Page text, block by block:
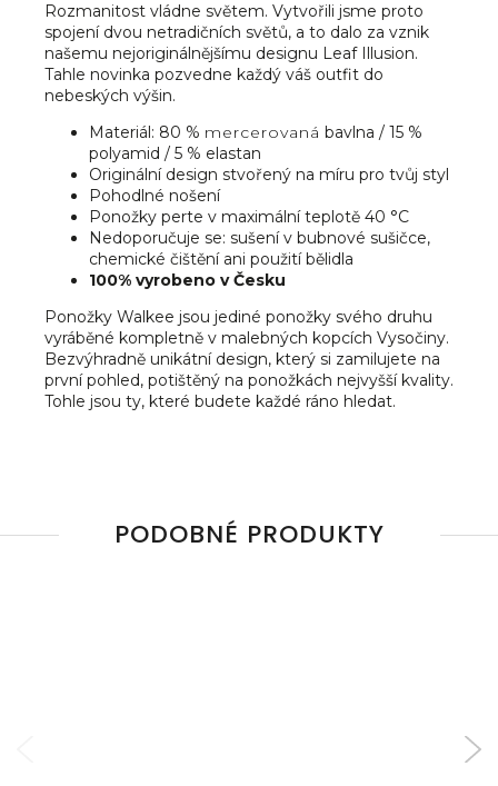
Rozmanitost vládne světem. Vytvořili jsme proto
spojení dvou netradičních světů, a to dalo za vznik
našemu nejoriginálnějšímu designu Leaf Illusion.
Tahle novinka pozvedne každý váš outfit do
nebeských výšin.
Materiál: 80 % mercerovaná bavlna / 15 %
polyamid / 5 % elastan
Originální design stvořený na míru pro tvůj styl
Pohodlné nošení
Ponožky perte v maximální teplotě 40 °C
Nedoporučuje se: sušení v bubnové sušičce,
chemické čištění ani použití bělidla
100% vyrobeno v Česku
Ponožky Walkee jsou jediné ponožky svého druhu
vyráběné kompletně v malebných kopcích Vysočiny.
Bezvýhradně unikátní design, který si zamilujete na
první pohled, potištěný na ponožkách nejvyšší kvality.
Tohle jsou ty, které budete každé ráno hledat.
PODOBNÉ PRODUKTY